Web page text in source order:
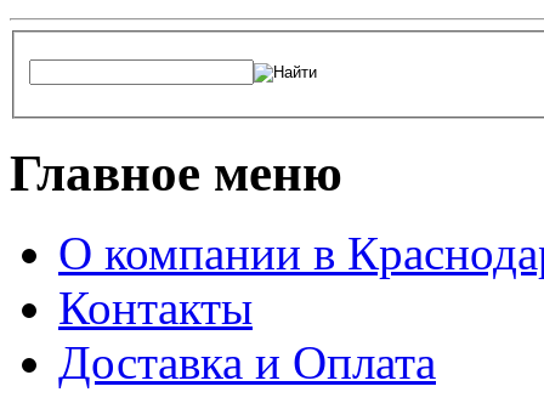
Главное меню
О компании в
Контакты
Доставка и Оплата